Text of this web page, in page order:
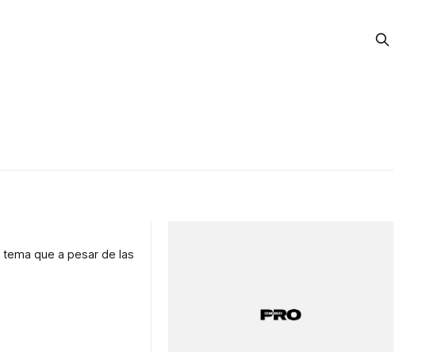
que a pesar de las